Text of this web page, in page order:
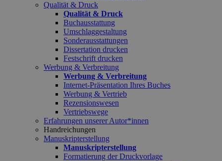
Qualität & Druck
Qualität & Druck
Buchausstattung
Umschlaggestaltung
Sonderausstattungen
Dissertation drucken
Festschrift drucken
Werbung & Verbreitung
Werbung & Verbreitung
Internet-Präsentation Ihres Buches
Werbung & Vertrieb
Rezensionswesen
Vertriebswege
Erfahrungen unserer Autor*innen
Handreichungen
Manuskripterstellung
Manuskripterstellung
Formatierung der Druckvorlage